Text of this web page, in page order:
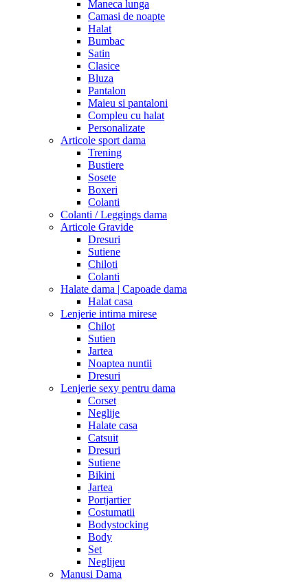
Maneca lunga
Camasi de noapte
Halat
Bumbac
Satin
Clasice
Bluza
Pantalon
Maieu si pantaloni
Compleu cu halat
Personalizate
Articole sport dama
Trening
Bustiere
Sosete
Boxeri
Colanti
Colanti / Leggings dama
Articole Gravide
Dresuri
Sutiene
Chiloti
Colanti
Halate dama | Capoade dama
Halat casa
Lenjerie intima mirese
Chilot
Sutien
Jartea
Noaptea nuntii
Dresuri
Lenjerie sexy pentru dama
Corset
Neglije
Halate casa
Catsuit
Dresuri
Sutiene
Bikini
Jartea
Portjartier
Costumatii
Bodystocking
Body
Set
Neglijeu
Manusi Dama